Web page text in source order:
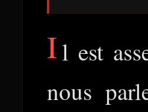
Il est
nous